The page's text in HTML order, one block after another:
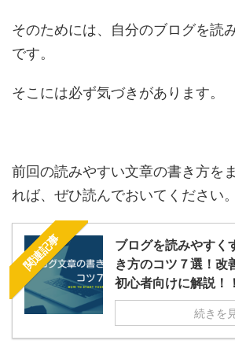
そのためには、自分のブログを読
です。
そこには必ず気づきがあります。
前回の読みやすい文章の書き方を
れば、ぜひ読んでおいてください。
関連記事
ブログを読みやすく
き方のコツ７選！改
初心者向けに解説！！
続きを